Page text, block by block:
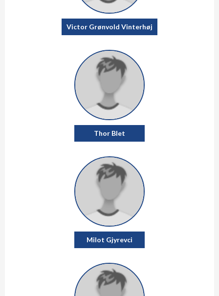
Victor Grønvold Vinterhøj
Thor Blet
Milot Gjyrevci